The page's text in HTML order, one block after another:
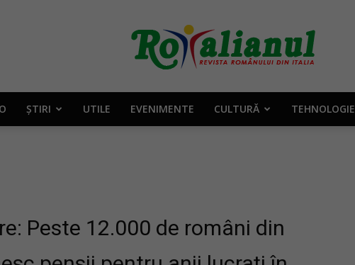
Rotalianul
ȘTIRI UTILE EVENIMENTE CULTURĂ TEHNOLOGIE
Peste 12.000 de români din